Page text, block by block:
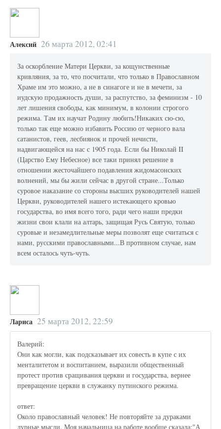
Алексий 26 марта 2012, 02:41
За оскорбление Матери Церкви, за кощунственные
кривляния, за то, что посчитали, что только в Православном
Храме им это можно, а не в синагоге и не в мечети, за
иудскую продажность души, за распутство, за феминизм - 10
лет лишения свободы, как минимум, в колонии строгого
режима. Там их научат Родину любить!Никаких сю-сю,
только так еще можно избавить Россию от черного вала
сатанистов, геев, лесбиянок и прочей нечисти,
надвигающейся на нас с 1905 года. Если бы Николай II
(Царство Ему Небесное) все таки принял решение в
отношении жесточайшего подавления жидомасонских
волнений, мы бы жили сейчас в другой стране...Только
суровое наказание со стороны высших руководителей нашей
Церкви, руководителей нашего истекающего кровью
государства, во имя всего того, ради чего наши предки
жизни свои клали на алтарь, защищая Русь Святую, только
суровые и незамедлительные меры позволят еще считаться с
нами, русскими православными...В противном случае, нам
всем осталось чуть-чуть.
Лариса 25 марта 2012, 22:59
Валерий:
Они как могли, как подсказывает их совесть в купе с их
менталитетом и воспитанием, выразили общественный
протест против сращивания церкви и государства, вернее
превращение церкви в служанку путинского режима.
ответ:
Около православный человек! Не повторяйте за дураками
дурные мысли. Моя начальница на работе вообще сказала:"А